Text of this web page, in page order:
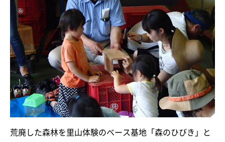
荒廃した森林を里山体験のベース基地「森のひびき」と